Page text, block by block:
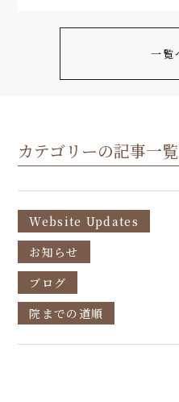
一覧
カテゴリーの記事一覧
Website Updates
お知らせ
ブログ
院までの道順